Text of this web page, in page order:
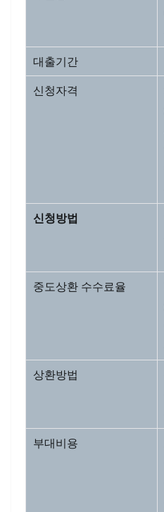
대출기간
신청자격
신청방법
중도상환 수수료율
상환방법
부대비용